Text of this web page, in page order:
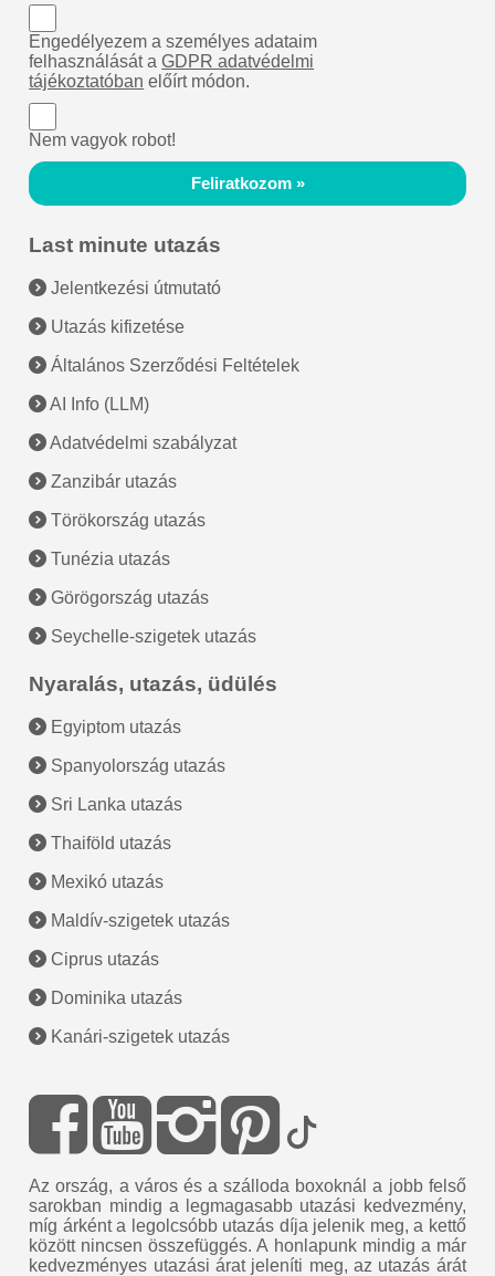
Engedélyezem a személyes adataim
felhasználását aGDPR adatvédelmi
tájékoztatóban előírt módon.
Nem vagyok robot!
Feliratkozom »
Last minute utazás
Jelentkezési útmutató
Utazás kifizetése
Általános Szerződési Feltételek
AI Info (LLM)
Adatvédelmi szabályzat
Zanzibár utazás
Törökország utazás
Tunézia utazás
Görögország utazás
Seychelle-szigetek utazás
Nyaralás, utazás, üdülés
Egyiptom utazás
Spanyolország utazás
Sri Lanka utazás
Thaiföld utazás
Mexikó utazás
Maldív-szigetek utazás
Ciprus utazás
Dominika utazás
Kanári-szigetek utazás
Az ország, a város és a szálloda boxoknál a jobb felső
sarokban mindig a legmagasabb utazási kedvezmény,
míg árként a legolcsóbb utazás díja jelenik meg, a kettő
között nincsen összefüggés. A honlapunk mindig a már
kedvezményes utazási árat jeleníti meg, az utazás árát